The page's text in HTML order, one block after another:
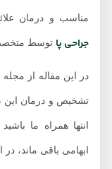
مناسب و درمان علائمی
جراحی پاتوسط متخصص
در این مقاله از مجله
تشخیص و درمان این
انتها همراه ما باشید
ابهامی باقی ماند، در